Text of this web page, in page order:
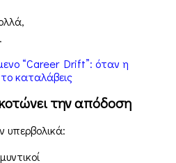
“Career Drift”: όταν η
καταλάβεις
την απόδοση
υπερβολικά: